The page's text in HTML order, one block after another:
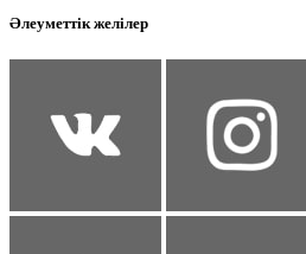
Әлеуметтік желілер